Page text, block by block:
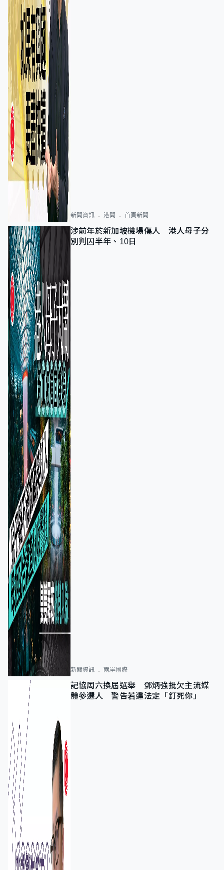
新聞資訊 港聞 首頁新聞
涉前年於新加坡機場傷人 港人母子分
別判囚半年、10日
新聞資訊 兩岸國際
記協周六換屆選舉 鄧炳強批欠主流媒
體參選人 警告若違法定「釘死你」